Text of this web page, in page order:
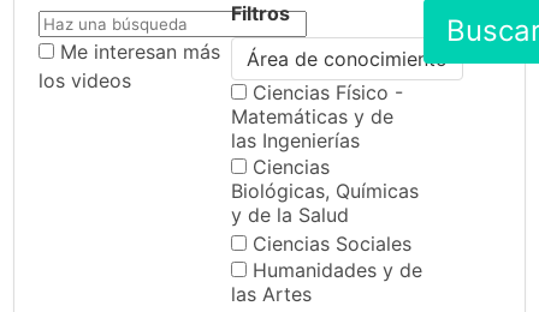
Me interesan más
los videos
Filtros
Área de conocimiento
Ciencias Físico -
Matemáticas y de
las Ingenierías
Ciencias
Biológicas, Químicas
y de la Salud
Ciencias Sociales
Humanidades y de
las Artes